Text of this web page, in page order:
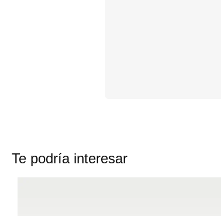
Te podría interesar